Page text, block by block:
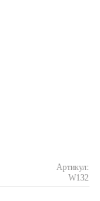
Артикул:
W132